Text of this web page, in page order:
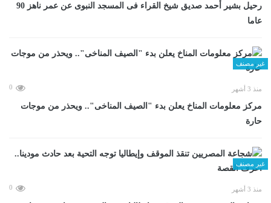
رحيل بشير أحمد صديق شيخ القراء فى المسجد النبوى عن عمر ناهز 90
عاما
غير مصنف
منذ 3 أشهر 0
مركز معلومات المناخ يعلن بدء "الصيف المناخى".. ويحذر من موجات
حارة
غير مصنف
منذ 3 أشهر 0